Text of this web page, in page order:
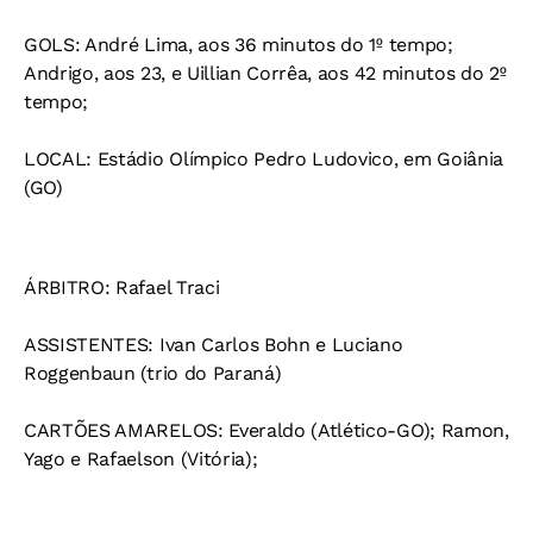
GOLS: André Lima, aos 36 minutos do 1º tempo;
Andrigo, aos 23, e Uillian Corrêa, aos 42 minutos do 2º
tempo;
LOCAL: Estádio Olímpico Pedro Ludovico, em Goiânia
(GO)
ÁRBITRO: Rafael Traci
ASSISTENTES: Ivan Carlos Bohn e Luciano
Roggenbaun (trio do Paraná)
CARTÕES AMARELOS: Everaldo (Atlético-GO); Ramon,
Yago e Rafaelson (Vitória);